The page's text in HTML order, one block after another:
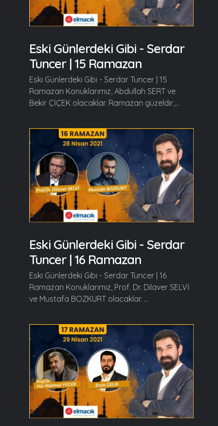
Eski Günlerdeki Gibi - Serdar
Tuncer | 15 Ramazan
Eski Günlerdeki Gibi - Serdar Tuncer | 15
Ramazan Konuklarımız, Abdullah SERT ve
Bekir ÇİÇEK olacaklar. Ramazan güzeldir,...
Eski Günlerdeki Gibi - Serdar
Tuncer | 16 Ramazan
Eski Günlerdeki Gibi - Serdar Tuncer | 16
Ramazan Konuklarımız, Prof. Dr. Dilaver SELVİ
ve Mustafa BOZKURT olacaklar. ...